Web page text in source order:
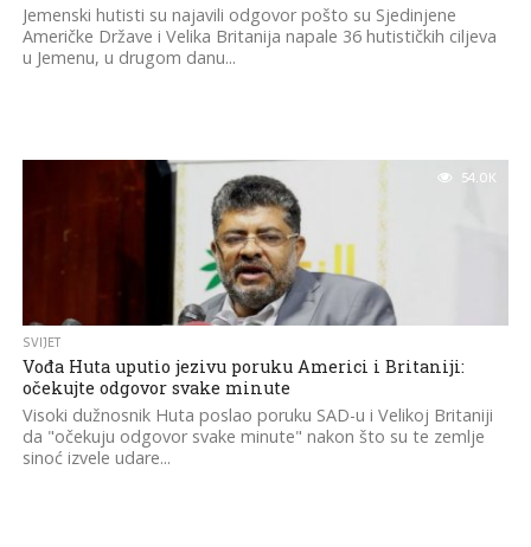
Jemenski hutisti su najavili odgovor pošto su Sjedinjene
Američke Države i Velika Britanija napale 36 hutističkih ciljeva
u Jemenu, u drugom danu...
54.0K
SVIJET
Vođa Huta uputio jezivu poruku Americi i Britaniji:
očekujte odgovor svake minute
Visoki dužnosnik Huta poslao poruku SAD-u i Velikoj Britaniji
da "očekuju odgovor svake minute" nakon što su te zemlje
sinoć izvele udare...